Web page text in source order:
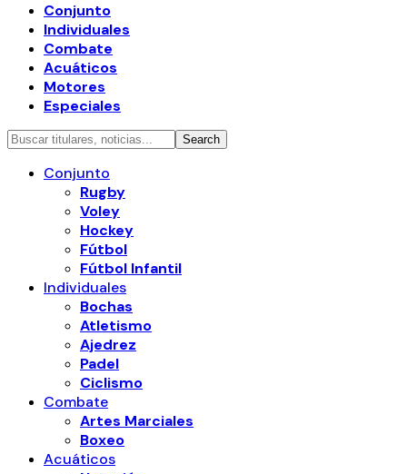
Conjunto
Individuales
Combate
Acuáticos
Motores
Especiales
Conjunto
Rugby
Voley
Hockey
Fútbol
Fútbol Infantil
Individuales
Bochas
Atletismo
Ajedrez
Padel
Ciclismo
Combate
Artes Marciales
Boxeo
Acuáticos